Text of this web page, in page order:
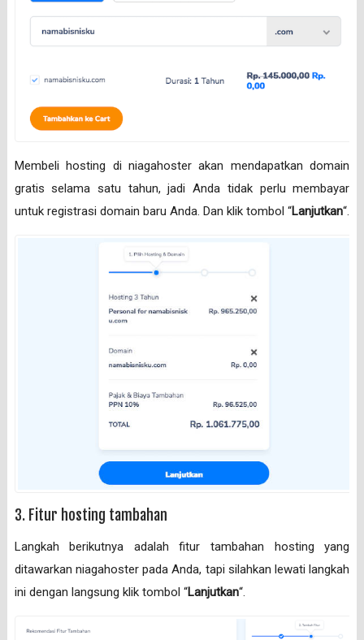
Membeli hosting di niagahoster akan mendapatkan domain
gratis selama satu tahun, jadi Anda tidak perlu membayar
untuk registrasi domain baru Anda. Dan klik tombol “Lanjutkan“.
3. Fitur hosting tambahan
Langkah berikutnya adalah fitur tambahan hosting yang
ditawarkan niagahoster pada Anda, tapi silahkan lewati langkah
ini dengan langsung klik tombol “Lanjutkan“.